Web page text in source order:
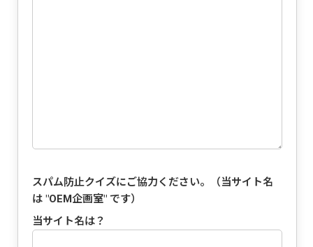
スパム防止クイズにご協力ください。（当サイト名
は "OEM企画室" です）
当サイト名は？